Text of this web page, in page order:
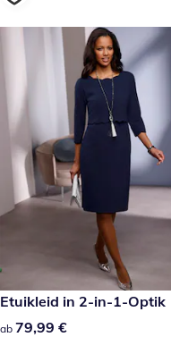
79,99 €
Etuikleid in 2-in-1-Optik
79,99 €
ab 79,99 €